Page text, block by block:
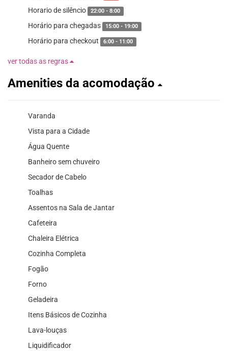
Horario de silêncio 22:00 - 8:00
Horário para chegadas 15:00 - 19:00
Horário para checkout 6:00 - 11:00
ver todas as regras
Amenities da acomodação
Varanda
Vista para a Cidade
Água Quente
Banheiro sem chuveiro
Secador de Cabelo
Toalhas
Assentos na Sala de Jantar
Cafeteira
Chaleira Elétrica
Cozinha Completa
Fogão
Forno
Geladeira
Itens Básicos de Cozinha
Lava-louças
Liquidificador